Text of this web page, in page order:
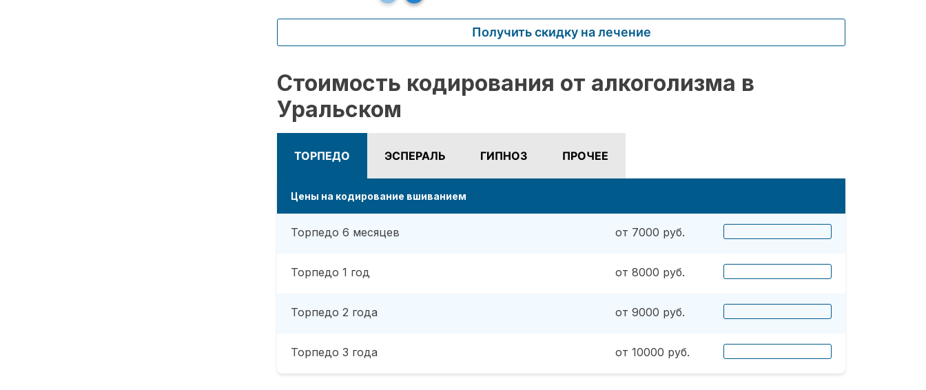
Получить скидку на лечение
Стоимость кодирования от алкоголизма в
Уральском
ТОРПЕДО ЭСПЕРАЛЬ ГИПНОЗ ПРОЧЕЕ
Цены на кодирование вшиванием
Торпедо 6 месяцев от 7000 руб.
Торпедо 1 год от 8000 руб.
Торпедо 2 года от 9000 руб.
Торпедо 3 года от 10000 руб.